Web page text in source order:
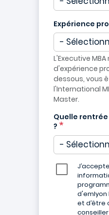
Expérience
L'Executive
d'expérience
dessous, vous
l'International
Master.
Quelle
?
d'emlyon
et d’être